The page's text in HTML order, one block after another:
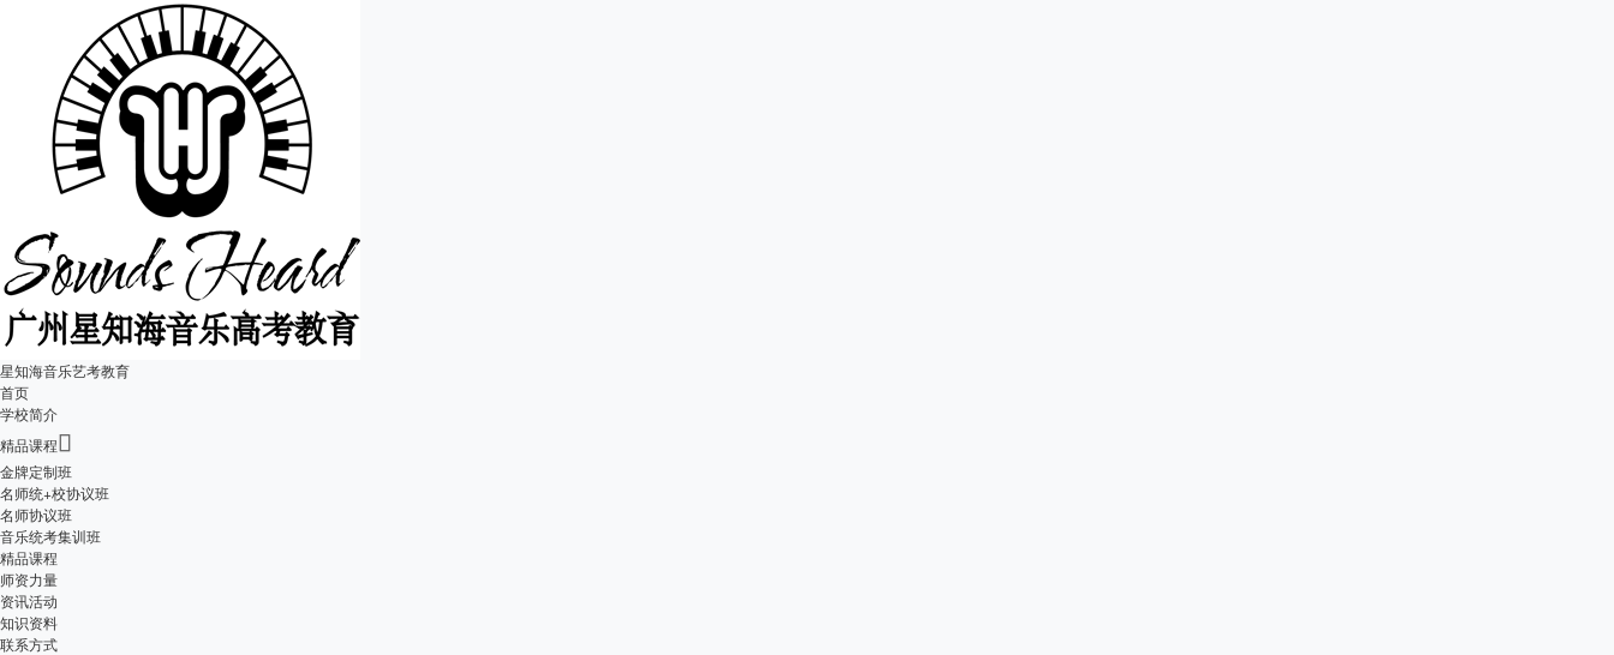
星知海音乐艺考教育
首页
学校简介
精品课程
金牌定制班
名师统+校协议班
名师协议班
音乐统考集训班
精品课程
师资力量
资讯活动
知识资料
联系方式